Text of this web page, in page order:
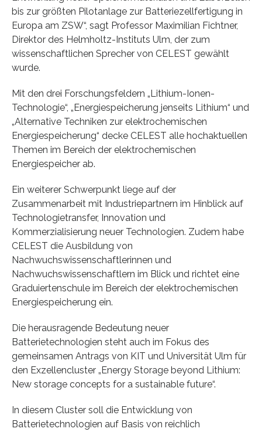
bis zur größten Pilotanlage zur Batteriezellfertigung in
Europa am ZSW“, sagt Professor Maximilian Fichtner,
Direktor des Helmholtz-Instituts Ulm, der zum
wissenschaftlichen Sprecher von CELEST gewählt
wurde.
Mit den drei Forschungsfeldern „Lithium-Ionen-
Technologie“, „Energiespeicherung jenseits Lithium“ und
„Alternative Techniken zur elektrochemischen
Energiespeicherung“ decke CELEST alle hochaktuellen
Themen im Bereich der elektrochemischen
Energiespeicher ab.
Ein weiterer Schwerpunkt liege auf der
Zusammenarbeit mit Industriepartnern im Hinblick auf
Technologietransfer, Innovation und
Kommerzialisierung neuer Technologien. Zudem habe
CELEST die Ausbildung von
Nachwuchswissenschaftlerinnen und
Nachwuchswissenschaftlern im Blick und richtet eine
Graduiertenschule im Bereich der elektrochemischen
Energiespeicherung ein.
Die herausragende Bedeutung neuer
Batterietechnologien steht auch im Fokus des
gemeinsamen Antrags von KIT und Universität Ulm für
den Exzellencluster „Energy Storage beyond Lithium:
New storage concepts for a sustainable future“.
In diesem Cluster soll die Entwicklung von
Batterietechnologien auf Basis von reichlich